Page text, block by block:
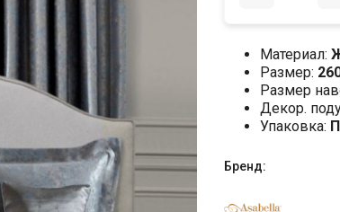
Материал:
Размер:
Размер
Декор.
Упаковка:
Бренд: